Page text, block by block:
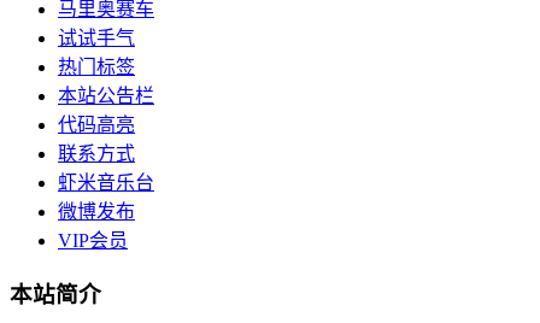
马里奥赛车
试试手气
热门标签
本站公告栏
代码高亮
联系方式
虾米音乐台
微博发布
VIP会员
本站简介